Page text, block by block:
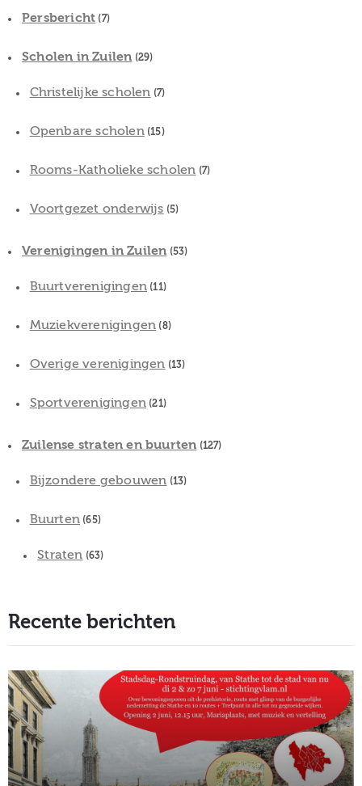
Persbericht (7)
Scholen in Zuilen (29)
Christelijke scholen (7)
Openbare scholen(15)
Rooms-Katholieke scholen (7)
Voortgezet onderwijs (5)
Verenigingen in Zuilen (53)
Buurtverenigingen (11)
Muziekverenigingen (8)
Overige verenigingen (13)
Sportverenigingen (21)
Zuilense straten en buurten (127)
Bijzondere gebouwen (13)
Buurten (65)
Straten (63)
Recente berichten